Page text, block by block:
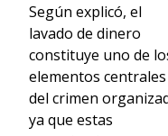
Según explicó, el
lavado de dinero
constituye uno de
elementos centrales
del crimen
ya que estas